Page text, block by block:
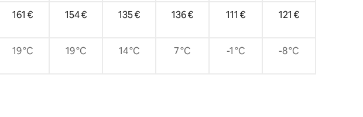
161 € 154 € 135 € 136 € 111 € 121 €
19 °C 19 °C 14 °C 7 °C -1 °C -8 °C